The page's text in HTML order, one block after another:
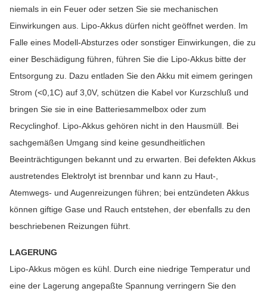
niemals in ein Feuer oder setzen Sie sie mechanischen
Einwirkungen aus. Lipo-Akkus dürfen nicht geöffnet werden. Im
Falle eines Modell-Absturzes oder sonstiger Einwirkungen, die zu
einer Beschädigung führen, führen Sie die Lipo-Akkus bitte der
Entsorgung zu. Dazu entladen Sie den Akku mit eimem geringen
Strom (<0,1C) auf 3,0V, schützen die Kabel vor Kurzschluß und
bringen Sie sie in eine Batteriesammelbox oder zum
Recyclinghof. Lipo-Akkus gehören nicht in den Hausmüll. Bei
sachgemäßen Umgang sind keine gesundheitlichen
Beeinträchtigungen bekannt und zu erwarten. Bei defekten Akkus
austretendes Elektrolyt ist brennbar und kann zu Haut-,
Atemwegs- und Augenreizungen führen; bei entzündeten Akkus
können giftige Gase und Rauch entstehen, der ebenfalls zu den
beschriebenen Reizungen führt.
LAGERUNG
Lipo-Akkus mögen es kühl. Durch eine niedrige Temperatur und
eine der Lagerung angepaßte Spannung verringern Sie den